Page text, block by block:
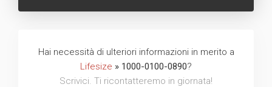
Hai necessità di ulteriori informazioni in merito a
Lifesize » 1000-0100-0890?
Scrivici. Ti ricontatteremo in giornata!